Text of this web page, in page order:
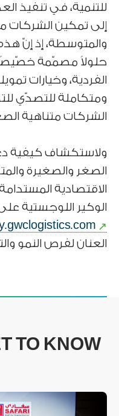
للتنمية، في تنفيذ
إلى تمكين الشركات
والمتوسطة، إذ إنّ
حلولاً مصمّمة خصّيصًا
الفردية، وخيارات
ومتكاملة للتصدّي
الشركات متناهية
ولاستكشاف كيفية
الصغر والصغيرة
الاقتصادية
الوكير اللوجستية على
العنان لفرص النمو
TO KNOW